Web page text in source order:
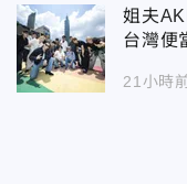
姐夫
台灣便
21小時